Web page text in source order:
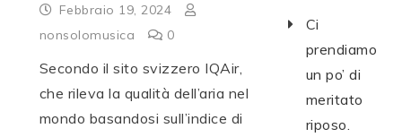
Febbraio 19, 2024
nonsolomusica
0
Secondo il sito svizzero IQAir,
che rileva la qualità dell’aria nel
mondo basandosi sull’indice di
Ci
prendiamo
un po’ di
meritato
riposo.